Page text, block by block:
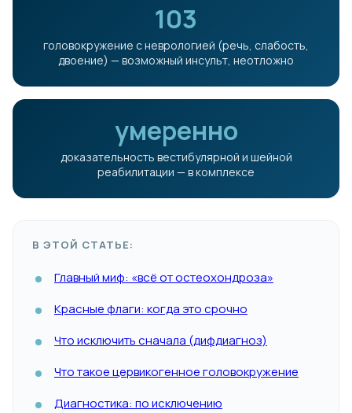
103
головокружение с неврологией (речь, слабость,
двоение) — возможный инсульт, неотложно
умеренно
доказательность вестибулярной и шейной
реабилитации — в комплексе
В ЭТОЙ СТАТЬЕ:
Главный миф: «всё от остеохондроза»
Красные флаги: когда это срочно
Что исключить сначала (дифдиагноз)
Что такое цервикогенное головокружение
Диагностика: по исключению